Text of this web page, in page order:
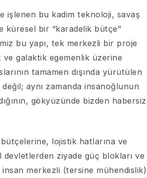
işlenen bu kadim teknoloji, savaş
küresel bir “karadelik bütçe”
bu yapı, tek merkezli bir proje
galaktik egemenlik üzerine
tamamen dışında yürütülen
aynı zamanda insanoğlunun
gökyüzünde bizden habersiz
bütçelerine, lojistik hatlarına ve
ziyade güç blokları ve
merkezli (tersine mühendislik)